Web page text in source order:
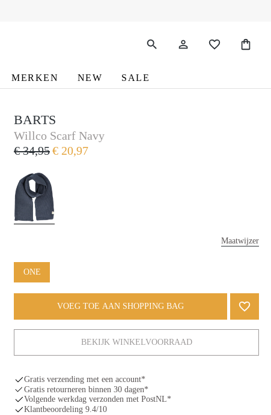
MERKEN NEW SALE
BARTS
Barts
Willco Scarf Navy
€ 34,95€ 20,97
Maatwijzer
ONE
VOEG TOE AAN SHOPPING BAG
BEKIJK WINKELVOORRAAD
Gratis verzending met een account*
Gratis retourneren binnen 30 dagen*
Volgende werkdag verzonden met PostNL*
Klantbeoordeling 9.4/10